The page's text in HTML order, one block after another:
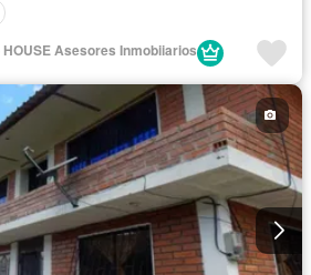
Asesores Inmobiiarios